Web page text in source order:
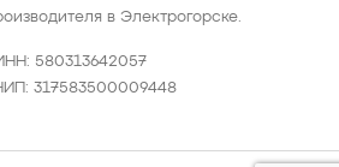
в Электрогорске.
580313642057
317583500009448